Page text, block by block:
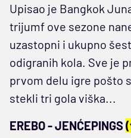
Upisao je Bangkok
trijumf ove sezone
uzastopni i ukupno
odigranih kola. Sve je
prvom delu igre pošto
stekli tri gola viška...
EREBO - JENĆEPINGS